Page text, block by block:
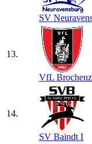
SV
13.
VfL
14.
SV Baindt I